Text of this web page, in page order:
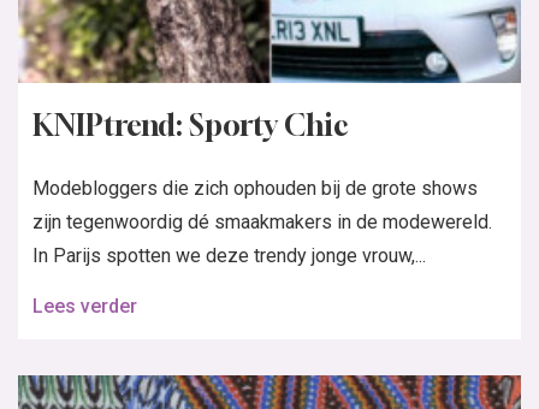
KNIPtrend: Sporty Chic
Modebloggers die zich ophouden bij de grote shows
zijn tegenwoordig dé smaakmakers in de modewereld.
In Parijs spotten we deze trendy jonge vrouw,...
Lees verder